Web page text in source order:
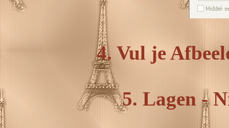
4. Vul je
5. Lagen -